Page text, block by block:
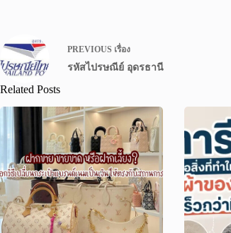
PREVIOUS เรื่อง
รหัสไปรษณีย์ อุดรธานี
Related Posts